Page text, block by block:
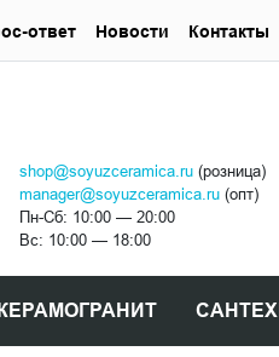
shop@soyuzceramica.ru(розница)
manager@soyuzceramica.ru(опт)
Пн-Сб: 10:00 — 20:00
Вс: 10:00 — 18:00
ответ Новости Контакты
КЕРАМОГРАНИТ